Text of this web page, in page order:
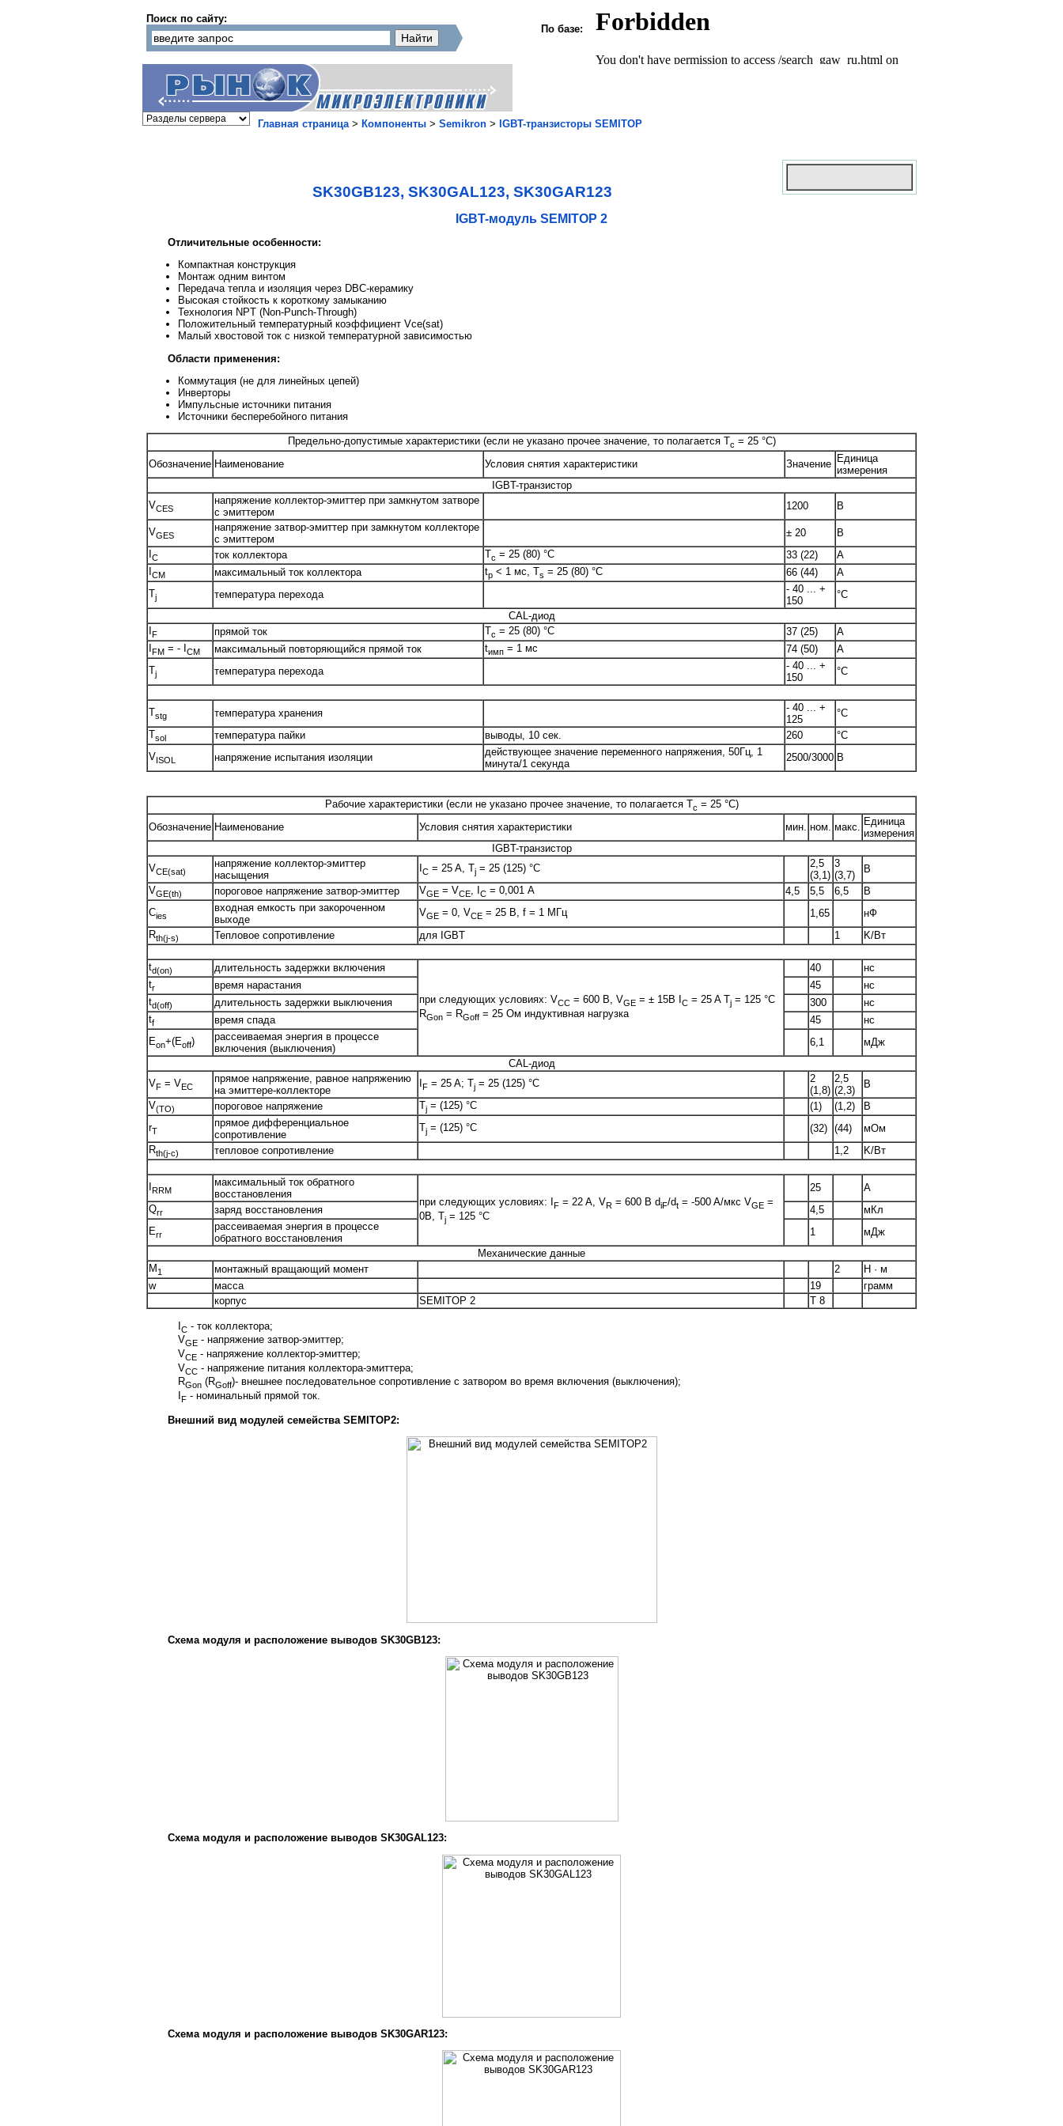
Поиск по сайту:
По базе:
Главная страница> Компоненты > Semikron > IGBT-транзисторы SEMITOP
SK30GB123, SK30GAL123, SK30GAR123
IGBT-модуль SEMITOP 2
Отличительные особенности:
Компактная конструкция
Монтаж одним винтом
Передача тепла и изоляция через DBC-керамику
Высокая стойкость к короткому замыканию
Технология NPT (Non-Punch-Through)
Положительный температурный коэффициент Vce(sat)
Малый хвостовой ток с низкой температурной зависимостью
Области применения:
Коммутация (не для линейных цепей)
Инверторы
Импульсные источники питания
Источники бесперебойного питания
Предельно-допустимые характеристики (если не указано прочее значение, то полагается Tc = 25 °C)
Обозначение Наименование Условия снятия характеристики Значение Единица
измерения
IGBT-транзистор
VCES
напряжение коллектор-эмиттер при замкнутом затворе
с эмиттером
1200 В
VGES
напряжение затвор-эмиттер при замкнутом коллекторе
с эмиттером
± 20
В
C ток коллектора Tc = 25 (80) °C 33 (22)
А
CM максимальный ток коллектора tp < 1 мс, Ts = 25 (80) °C 66 (44)
А
Tj температура перехода
- 40 ... +
150
°C
CAL-диод
F прямой ток Tc = 25 (80) °C 37 (25)
A
FM = - I CM максимальный повторяющийся прямой ток tимп = 1 мс 74 (50)
A
Tj температура перехода
- 40 ... +
150
°C
Tstg температура хранения
- 40 ... +
125
°C
Tsol температура пайки выводы, 10 сек. 260
°C
VISOL напряжение испытания изоляции
действующее значение переменного напряжения, 50Гц, 1
минута/1 секунда
2500/3000 В
Рабочие характеристики (если не указано прочее значение, то полагается Tc = 25 °C)
Обозначение Наименование Условия снятия характеристики мин. ном. макс. Единица
измерения
IGBT-транзистор
VCE(sat)
напряжение коллектор-эмиттер
насыщения
C = 25 A, Tj = 25 (125) °C
2,5
(3,1)
3
(3,7)
В
VGE(th) пороговое напряжение затвор-эмиттер VGE = VCE, I C = 0,001 А 4,5 5,5 6,5
В
Cies
входная емкость при закороченном
выходе
VGE = 0, VCE = 25 В, f = 1 МГц 1,65
нФ
Rth(j-s) Тепловое сопротивление для IGBT 1 K/Вт
td(on) длительность задержки включения
при следующих условиях: VCC = 600 В, VGE = ± 15В I C = 25 A Tj = 125 °C
RGon = RGoff = 25 Ом индуктивная нагрузка
40
нс
tr время нарастания 45
нс
td(off) длительность задержки выключения 300
нс
tf время спада 45
нс
Eon+(Eoff)
рассеиваемая энергия в процессе
включения (выключения)
6,1
мДж
CAL-диод
VF = VEC
прямое напряжение, равное напряжению
на эмиттере-коллекторе
F = 25 A; Tj = 25 (125) °C
2
(1,8)
2,5
(2,3)
В
V(TO) пороговое напряжение Tj = (125) °C (1) (1,2)
В
rT
прямое дифференциальное
сопротивление
Tj = (125) °C (32) (44)
мОм
Rth(j-c) тепловое сопротивление 1,2 K/Вт
RRM
максимальный ток обратного
восстановления
при следующих условиях: I F = 22 A, VR = 600 В diF/dt = -500 A/мкс VGE =
0В, Tj = 125 °C
25
A
Qrr заряд восстановления 4,5
мКл
Err
рассеиваемая энергия в процессе
обратного восстановления
1
мДж
Механические данные
M 1 монтажный вращающий момент 2
Н · м
w
масса 19
грамм
корпус
SEMITOP 2 Т 8
IC - ток коллектора;
VGE - напряжение затвор-эмиттер;
VCE - напряжение коллектор-эмиттер;
VCC - напряжение питания коллектора-эмиттера;
RGon (RGoff)- внешнее последовательное сопротивление с затвором во время включения (выключения);
F - номинальный прямой ток.
Внешний вид модулей семейства SEMITOP2:
Схема модуля и расположение выводов SK30GB123:
Схема модуля и расположение выводов SK30GAL123:
Схема модуля и расположение выводов SK30GAR123: